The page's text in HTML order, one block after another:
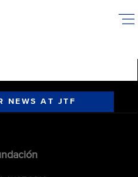
NEWS AT JTF